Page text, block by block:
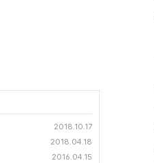
2018.10.17
2018.04.18
2016.04.15